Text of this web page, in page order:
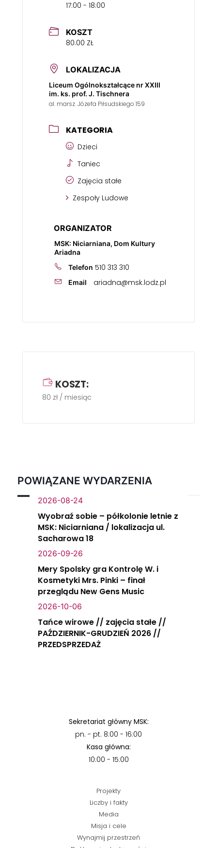
17:00 - 18:00
KOSZT
80.00 ZŁ
LOKALIZACJA
Liceum Ogólnokształcące nr XXIII
im. ks. prof. J. Tischnera
al. marsz. Józefa Piłsudskiego 159
KATEGORIA
Dzieci
Taniec
Zajęcia stałe
Zespoły Ludowe
ORGANIZATOR
MSK: Niciarniana, Dom Kultury
Ariadna
Telefon 510 313 310
Email ariadna@msk.lodz.pl
KOSZT:
80 zł / miesiąc
POWIĄZANE WYDARZENIA
2026-08-24
Wyobraź sobie – półkolonie letnie z
MSK: Niciarniana / lokalizacja ul.
Sacharowa 18
2026-09-26
Mery Spolsky gra Kontrolę W. i
Kosmetyki Mrs. Pinki – finał
przeglądu New Gens Music
2026-10-06
Tańce wirowe // zajęcia stałe //
PAŹDZIERNIK-GRUDZIEŃ 2026 //
PRZEDSPRZEDAŻ
Sekretariat główny MSK:
pn. - pt. 8:00 - 16:00
Kasa główna:
10:00 - 15:00
Projekty
Liczby i fakty
Media
Misja i cele
Wynajmij przestrzeń